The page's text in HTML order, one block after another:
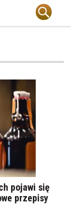
pojawi się
przepisy